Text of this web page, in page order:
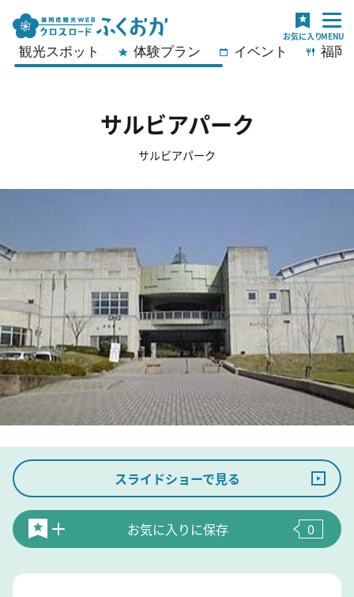
観光スポット 体験プラン イベント 福岡
サルビアパーク
サルビアパーク
スライドショーで見る
お気に入りに保存 0